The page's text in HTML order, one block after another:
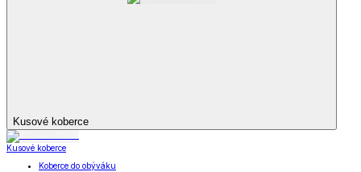
Kusové koberce
Kusové koberce
Koberce do obýváku